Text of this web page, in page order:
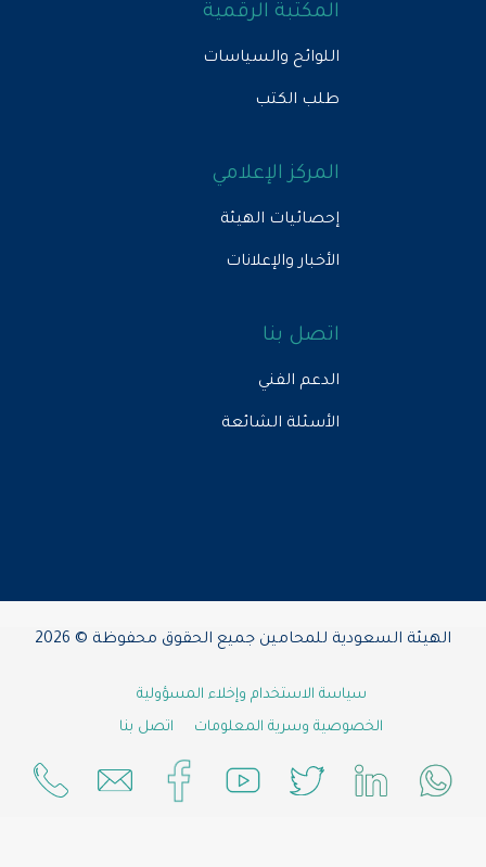
المكتبة الرقمية
اللوائح والسياسات
طلب الكتب
المركز الإعلامي
إحصائيات الهيئة
الأخبار والإعلانات
اتصل بنا
الدعم الفني
الأسئلة الشائعة
الهيئة السعودية للمحامين جميع الحقوق محفوظة © 2026
سياسة الاستخدام وإخلاء المسؤولية
الخصوصية وسرية المعلومات
اتصل بنا